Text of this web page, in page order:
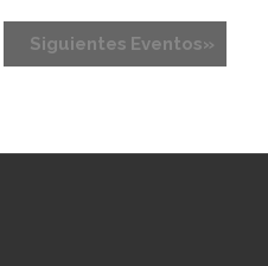
Siguientes Eventos»